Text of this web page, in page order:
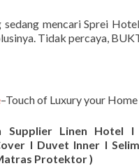
sedang mencari Sprei
Tidak percaya,
–Touch of Luxury your Home
Supplier Linen Hotel I
I Duvet Inner I
Protektor )